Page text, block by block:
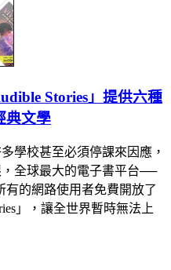
Stories」提供六種
典文學
學校甚至必須停課來因應，
全球最大的電子書平台──
有的網路使用者免費開放了
」，讓全世界暫時無法上